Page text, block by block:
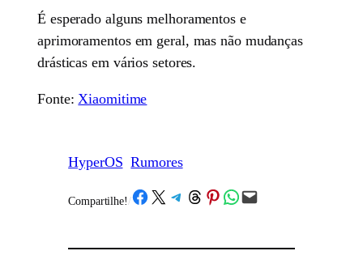
É esperado alguns melhoramentos e
aprimoramentos em geral, mas não mudanças
drásticas em vários setores.
Fonte: Xiaomitime
HyperOS Rumores
Compartilhe! /Share on Facebook
Share on X Share on Telegram
Share on Threads
Share on Pinterest
Share on WhatsApp
Email this Page